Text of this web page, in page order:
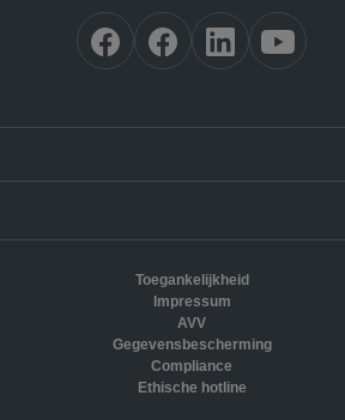
Toegankelijkheid
Impressum
AVV
Gegevensbescherming
Compliance
Ethische hotline